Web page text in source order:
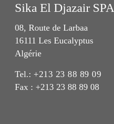
Sika El Djazair SPA
08, Route de Larbaa
16111 Les Eucalyptus
Algérie
Tel.: +213 23 88 89 09
Fax : +213 23 88 89 08